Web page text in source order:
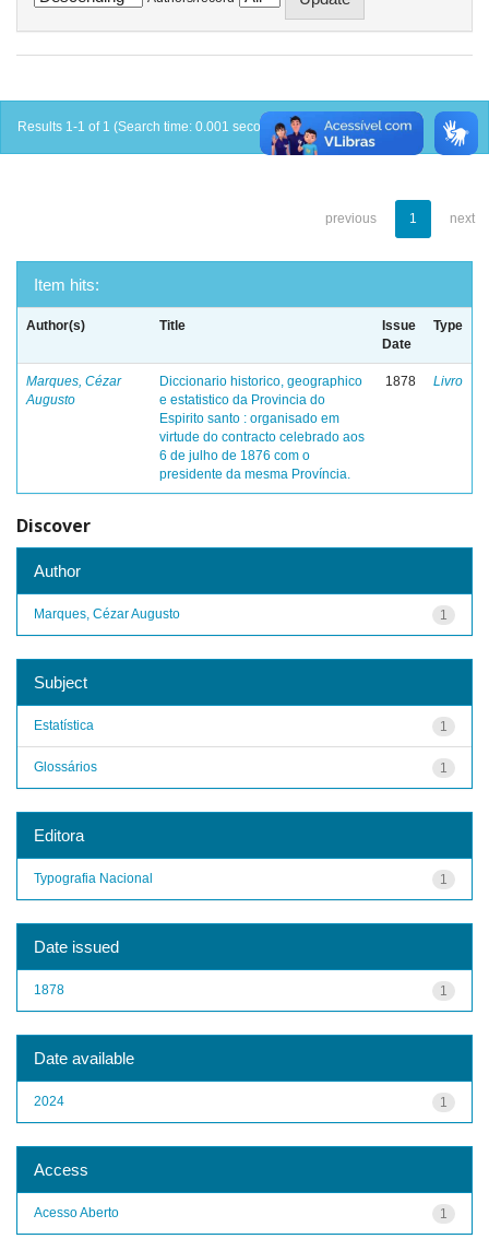
Results 1-1 of 1 (Search time: 0.001 seconds).
previous 1 next
Item hits:
Author(s) Title
Issue
Date
Type
Marques, Cézar
Augusto
Diccionario historico, geographico
e estatistico da Provincia do
Espirito santo : organisado em
virtude do contracto celebrado aos
6 de julho de 1876 com o
presidente da mesma Província.
1878 Livro
Discover
Author
1
Marques, Cézar Augusto
Subject
1
Estatística
1
Glossários
Editora
1
Typografia Nacional
Date issued
1
1878
Date available
1
2024
Access
1
Acesso Aberto